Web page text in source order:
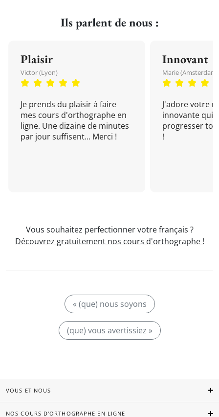
Ils parlent de nous :
Plaisir
Victor (Lyon)
Je prends du plaisir à faire
mes cours d'orthographe en
ligne. Une dizaine de minutes
par jour suffisent... Merci !
Innovant
Marie (Amsterdam)
J'adore votre
innovante qui
progresser
!
Vous souhaitez perfectionner votre français ?
Découvrez gratuitement nos cours d'orthographe !
« (que) nous soyons
(que) vous avertissiez »
VOUS ET NOUS
NOS COURS D'ORTHOGRAPHE EN LIGNE